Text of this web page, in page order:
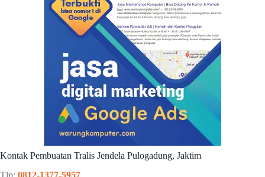
Kontak Pembuatan Tralis Jendela Pulogadung, Jaktim
Tlp: 0812-1377-5957